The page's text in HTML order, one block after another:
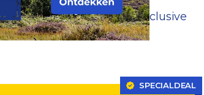
o.b.v. halfpension of all-inclusive
SPECIALDEAL